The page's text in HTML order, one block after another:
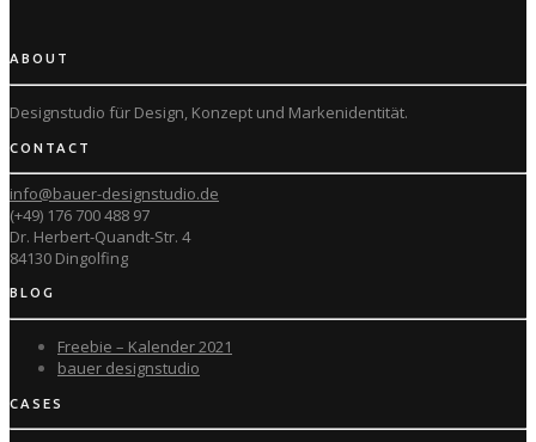
ABOUT
Designstudio für Design, Konzept und Markenidentität.
CONTACT
info@bauer-designstudio.de
(+49) 176 700 488 97
Dr. Herbert-Quandt-Str. 4
84130 Dingolfing
BLOG
Freebie – Kalender 2021
bauer designstudio
CASES